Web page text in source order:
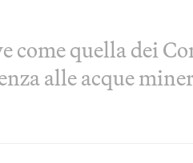
come quella dei
alle acque